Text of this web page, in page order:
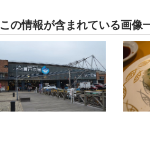
この情報が含まれている画像